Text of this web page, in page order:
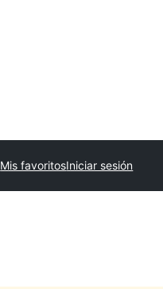
Mis favoritosIniciar sesión